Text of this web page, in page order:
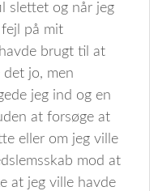
slettet og når jeg
på mit
brugt til at
det jo, men
jeg ind og en
at forsøge at
eller om jeg ville
mod at
at jeg ville havde